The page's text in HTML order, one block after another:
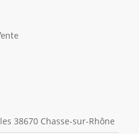
38670 Chasse-sur-Rhône